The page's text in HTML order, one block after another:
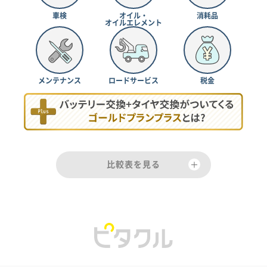
車検
オイル・
オイルエレメント
消耗品
メンテナンス ロードサービス 税金
比較表を見る